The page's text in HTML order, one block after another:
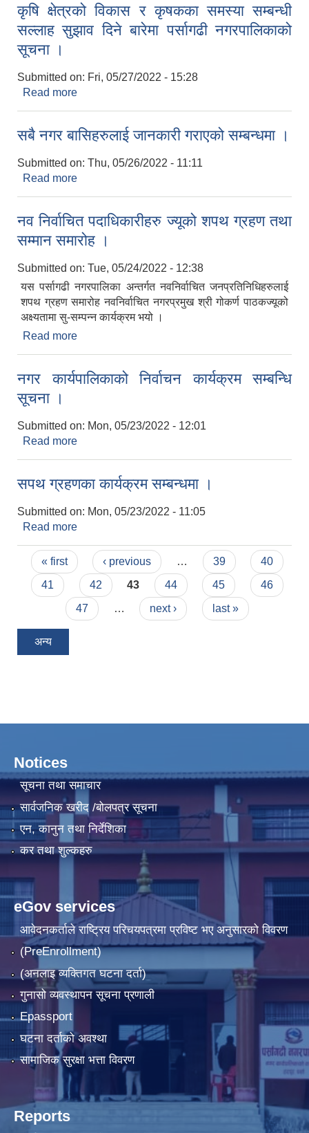
कृषि क्षेत्रको विकास र कृषकका समस्या सम्बन्धी
सल्लाह सुझाव दिने बारेमा पर्सागढी नगरपालिकाको
सूचना ।
Submitted on: Fri, 05/27/2022 - 15:28
Read more
सबै नगर बासिहरुलाई जानकारी गराएको सम्बन्धमा ।
Submitted on: Thu, 05/26/2022 - 11:11
Read more
नव निर्वाचित पदाधिकारीहरु ज्यूको शपथ ग्रहण तथा
सम्मान समारोह ।
Submitted on: Tue, 05/24/2022 - 12:38
यस पर्सागढी नगरपालिका अन्तर्गत नवनिर्वाचित जनप्रतिनिधिहरुलाई
शपथ ग्रहण समारोह नवनिर्वाचित नगरप्रमुख श्री गोकर्ण पाठकज्यूको
अक्ष्यतामा सु-सम्पन्न कार्यक्रम भयो ।
Read more
नगर कार्यपालिकाको निर्वाचन कार्यक्रम सम्बन्धि
सूचना ।
Submitted on: Mon, 05/23/2022 - 12:01
Read more
सपथ ग्रहणका कार्यक्रम सम्बन्धमा ।
Submitted on: Mon, 05/23/2022 - 11:05
Read more
Pages
« first ‹ previous … 39
40
41
42 43 44 45
46
47
… next › last »
अन्य
Notices
सूचना तथा समाचार
सार्वजनिक खरीद /बोलपत्र सूचना
एन, कानुन तथा निर्देशिका
कर तथा शुल्कहरु
eGov services
आवेदनकर्ताले राष्‍ट्रिय परिचयपत्रमा प्रविष्ट भए अनुसारको विवरण
(PreEnrollment)
(अनलाइ व्यक्तिगत घटना दर्ता)
गुनासो व्यवस्थापन सूचना प्रणाली
Epassport
घटना दर्ताको अवश्था
सामाजिक सुरक्षा भत्ता विवरण
Reports